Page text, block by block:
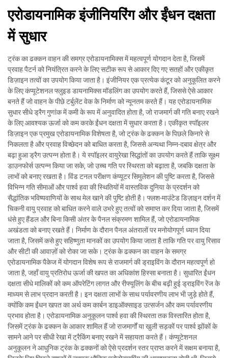
एरोडायनामिक इंजीनियरिंग और ईंधन दक्षता
में सुधार
ट्रंक का ढक्कन वाहन की समग्र एरोडायनामिक्स में महत्वपूर्ण योगदान देता है, जिसमें
प्रवाह पैटर्न को नियंत्रित करने के लिए सटीक रूप से आकार दिए गए सतहों और एकीकृत
डिज़ाइन तत्वों का उपयोग किया जाता है। इंजीनियर एक प्रत्येक कंटूर को अनुकूलित करने
के लिए कंप्यूटेशनल फ्लुइड डायनामिक्स मॉडलिंग का उपयोग करते हैं, जिससे ऐसे आकार
बनते हैं जो वाहन के पीछे टर्बुलेंट वेक के निर्माण को न्यूनतम करते हैं। यह एरोडायनामिक
सुधार सीधे ड्रैग गुणांक में कमी के रूप में अनुवादित होता है, जो राजमार्ग की गति बनाए रखने
के लिए आवश्यक ऊर्जा को कम करके ईंधन दक्षता में सुधार करता है। एकीकृत स्पॉइलर
डिज़ाइन एक प्रमुख एरोडायनामिक विशेषता है, जो ट्रंक के ढक्कन के पिछले किनारे से
निकलता है और प्रवाह विच्छेदन को बाधित करता है, जिससे अन्यथा निम्न-दबाव क्षेत्र और
बढ़ा हुआ ड्रैग उत्पन्न होता है। ये स्पॉइलर वायुरेखा सिद्धांतों का उपयोग करते हैं ताकि सूक्ष्म
डाउनफोर्स उत्पन्न किया जा सके, जो उच्च गति पर स्थिरता को बढ़ाता है, जबकि दक्षता के
लाभों को बनाए रखता है। विंड टनल परीक्षण कंप्यूटर सिमुलेशन की पुष्टि करता है, जिससे
विभिन्न गति सीमाओं और पार्श्व हवा की स्थितियों में वास्तविक दुनिया के प्रदर्शन को
सैद्धांतिक भविष्यवाणियों के साथ मेल खाने की पुष्टि होती है। फ्लश-माउंटेड डिज़ाइन दर्शन में
चिकनी वायु प्रवाह को बाधित करने वाले उभरे हुए तत्वों को समाप्त कर दिया जाता है, जिसमें
धंसे हुए हैंडल और बिना किसी अंतर के पैनल संक्रमण शामिल हैं, जो एरोडायनामिक
अखंडता को बनाए रखते हैं। निर्माण के दौरान पैनल अंतरालों पर मनोयोगपूर्ण ध्यान दिया
जाता है, जिसमें कसे हुए सहिष्णुता मानकों का उपयोग किया जाता है ताकि गति पर वायु रिसाव
और सीटी की आवाज़ों को रोका जा सके। ट्रंक के ढक्कन का वाहन के समग्र
एरोडायनामिक पैकेज में योगदान विशेष रूप से राजमार्ग की ड्राइविंग के दौरान महत्वपूर्ण हो
जाता है, जहाँ वायु प्रतिरोध ऊर्जा की खपत का अधिकांश हिस्सा बनाता है। सुधारित ईंधन
दक्षता सीधे मालिकों को कम ऑपरेटिंग लागत और रीफ्यूलिंग के बीच बढ़ी हुई ड्राइविंग रेंज के
माध्यम से लाभ प्रदान करती है। इन दक्षता लाभों के साथ पर्यावरणीय लाभ भी जुड़े होते हैं,
क्योंकि कम ईंधन खपत का अर्थ कम कार्बन डाइऑक्साइड उत्सर्जन और कम पर्यावरणीय
प्रभाव होता है। एरोडायनामिक अनुकूलन पार्श्व हवा की स्थिरता तक विस्तारित होता है,
जिसमें ट्रंक के ढक्कन के आकार शामिल हैं जो राजमार्गों या खुली सड़कों पर पार्श्व झोंकों के
सामने आने पर सीधी रेखा में ट्रैकिंग बनाए रखने में सहायता करते हैं। कंप्यूटेशनल
अनुकूलन ने आधुनिक ट्रंक के ढक्कनों को ऐसे प्रदर्शन स्तर प्राप्त करने में सक्षम बनाया है,